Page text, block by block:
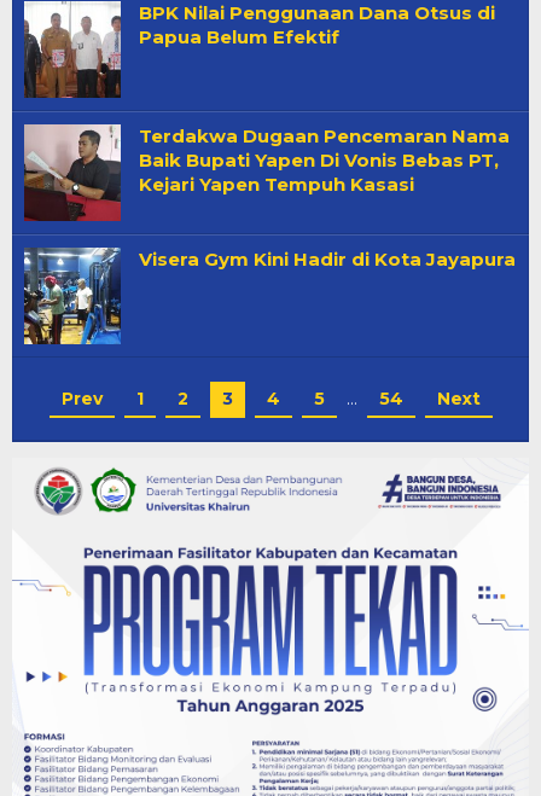
BPK Nilai Penggunaan Dana Otsus di
Papua Belum Efektif
Terdakwa Dugaan Pencemaran Nama
Baik Bupati Yapen Di Vonis Bebas PT,
Kejari Yapen Tempuh Kasasi
Visera Gym Kini Hadir di Kota Jayapura
Prev 1 2 3 4 5 … 54 Next